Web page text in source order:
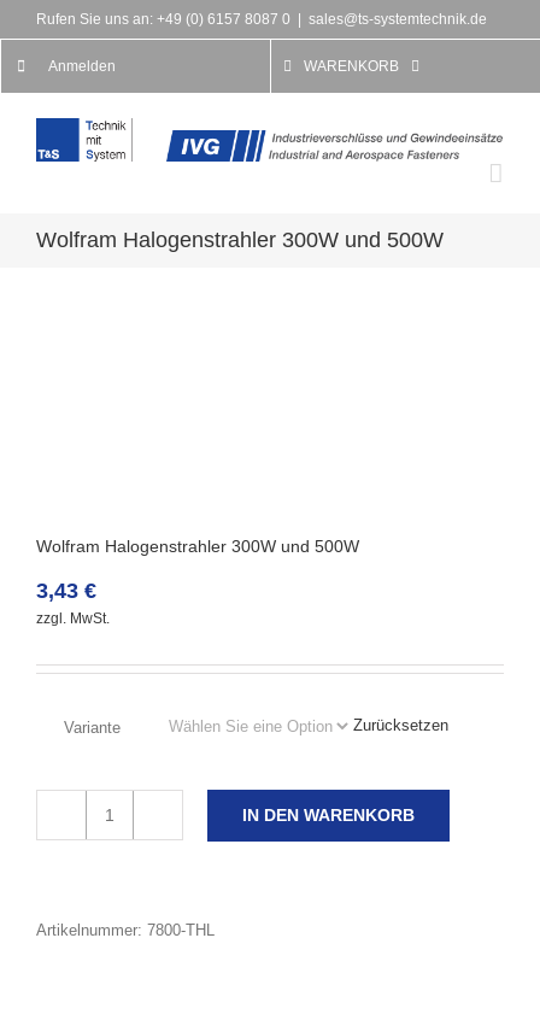
Rufen Sie uns an: +49 (0) 6157 8087 0 sales@ts-systemtechnik.de
Anmelden WARENKORB
Wolfram Halogenstrahler 300W und 500W
Wolfram Halogenstrahler 300W und 500W
3,43 €
zzgl. MwSt.
Variante Zurücksetzen
IN DEN WARENKORB
Artikelnummer: 7800-THL